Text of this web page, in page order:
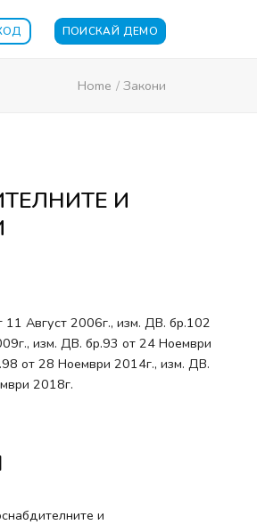
ПОИСКАЙ ДЕМО
Home / Закони
И
Август 2006г., изм. ДВ. бр.102
изм. ДВ. бр.93 от 24 Ноември
от 28 Ноември 2014г., изм. ДВ.
2018г.
и